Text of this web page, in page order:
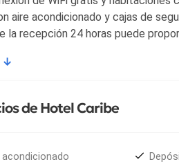
aire acondicionado y cajas de
la recepción 24 horas puede
↓
de Hotel Caribe
acondicionado